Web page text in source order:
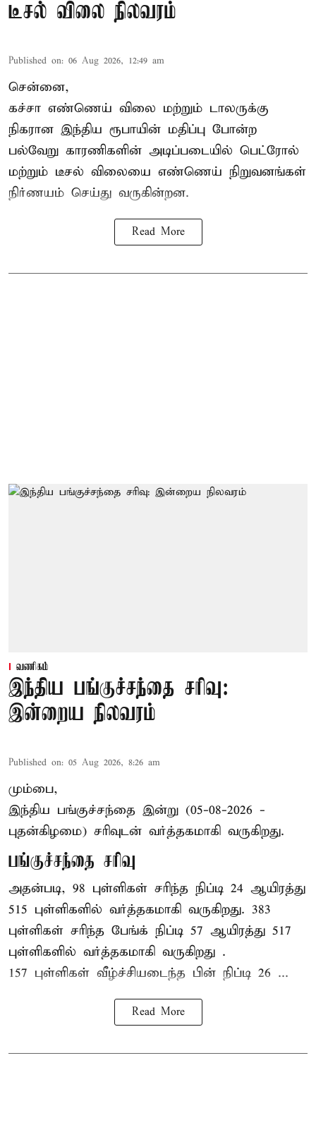
டீசல் விலை நிலவரம்
Published on: 06 Aug 2026, 12:49 am
சென்னை,
கச்சா எண்ணெய் விலை மற்றும் டாலருக்கு
நிகரான இந்திய ரூபாயின் மதிப்பு போன்ற
பல்வேறு காரணிகளின் அடிப்படையில் பெட்ரோல்
மற்றும் டீசல் விலையை எண்ணெய் நிறுவனங்கள்
நிர்ணயம் செய்து வருகின்றன.
Read More
வணிகம்
இந்திய பங்குச்சந்தை சரிவு:
இன்றைய நிலவரம்
Published on: 05 Aug 2026, 8:26 am
மும்பை,
இந்திய பங்குச்சந்தை இன்று (05-08-2026 -
புதன்கிழமை) சரிவுடன் வர்த்தகமாகி வருகிறது.
பங்குச்சந்தை சரிவு
அதன்படி, 98 புள்ளிகள் சரிந்த நிப்டி 24 ஆயிரத்து
515 புள்ளிகளில் வர்த்தகமாகி வருகிறது. 383
புள்ளிகள் சரிந்த பேங்க் நிப்டி 57 ஆயிரத்து 517
புள்ளிகளில் வர்த்தகமாகி வருகிறது .
157 புள்ளிகள் வீழ்ச்சியடைந்த பின் நிப்டி 26 ...
Read More